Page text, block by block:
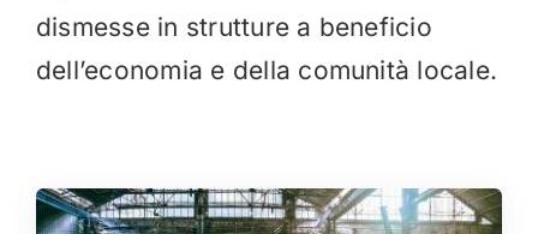
dismesse in strutture a beneficio
dell’economia e della comunità locale.